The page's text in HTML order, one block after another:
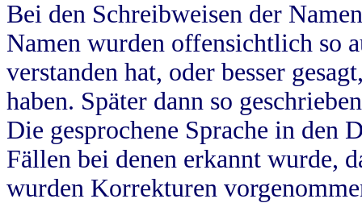
Bei den Schreibweisen der
Namen wurden offensichtlich so
verstanden hat, oder besser
haben. Später dann so
Die gesprochene Sprache in
Fällen bei denen erkannt wurde,
wurden Korrekturen